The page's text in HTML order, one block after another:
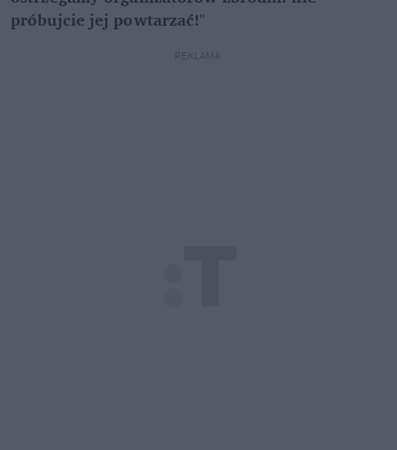
próbujcie jej powtarzać!"
REKLAMA